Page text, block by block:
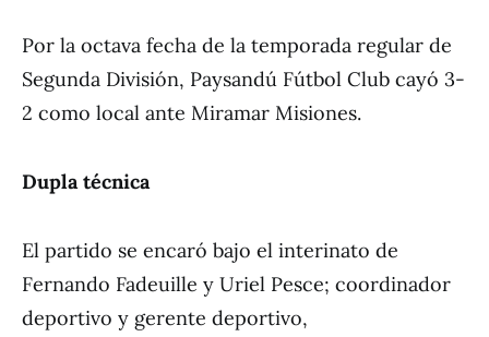
Por la octava fecha de la temporada regular de
Segunda División, Paysandú Fútbol Club cayó 3-
2 como local ante Miramar Misiones.
Dupla técnica
El partido se encaró bajo el interinato de
Fernando Fadeuille y Uriel Pesce; coordinador
deportivo y gerente deportivo,